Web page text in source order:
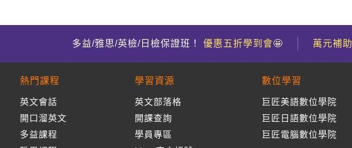
多益/雅思/英檢/日檢保證班！ 優惠五折學到會🤩 萬元補助
熱門課程
英文會話
開口溜英文
多益課程
學習資源
英文部落格
開課查詢
學員專區
數位學習
巨匠美語數位學院
巨匠日語數位學院
巨匠電腦數位學院